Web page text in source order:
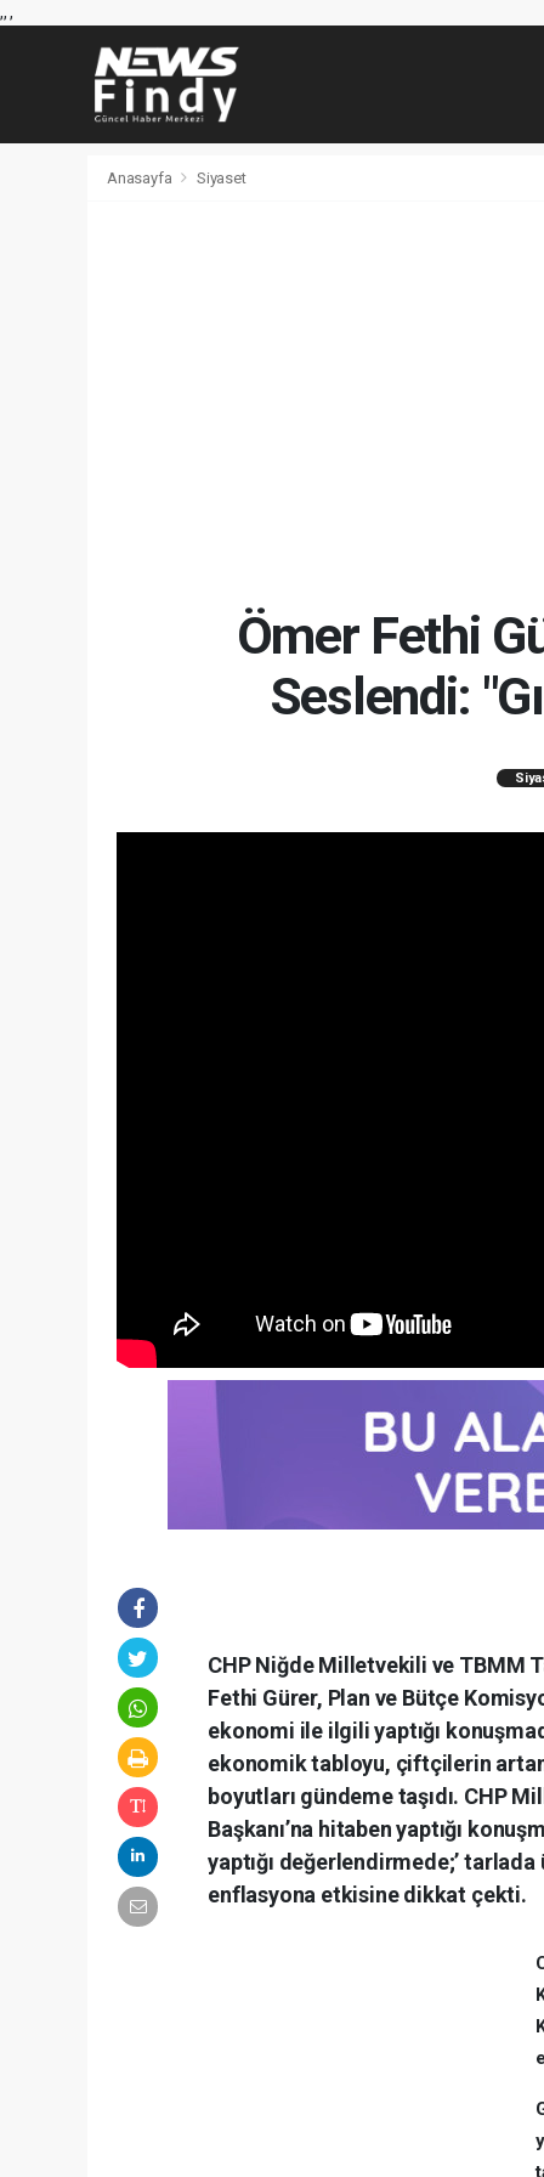
,,,
Anasayfa Siyaset
Ömer Fethi
Seslendi:
CHP Niğde Milletvekili ve TBMM
Fethi Gürer, Plan ve Bütçe
ekonomi ile ilgili yaptığı
ekonomik tabloyu, çiftçilerin artan
boyutları gündeme taşıdı. CHP
Başkanı’na hitaben yaptığı
yaptığı değerlendirmede;’
enflasyona etkisine dikkat çekti.